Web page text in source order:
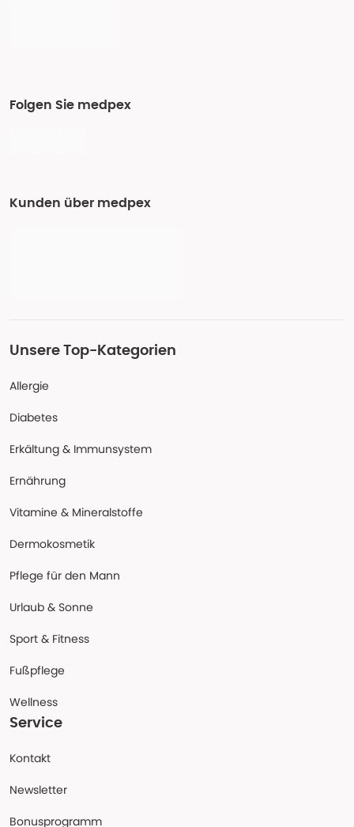
Folgen Sie medpex
Kunden über medpex
Unsere Top-Kategorien
Allergie
Diabetes
Erkältung & Immunsystem
Ernährung
Vitamine & Mineralstoffe
Dermokosmetik
Pflege für den Mann
Urlaub & Sonne
Sport & Fitness
Fußpflege
Wellness
Service
Kontakt
Newsletter
Bonusprogramm